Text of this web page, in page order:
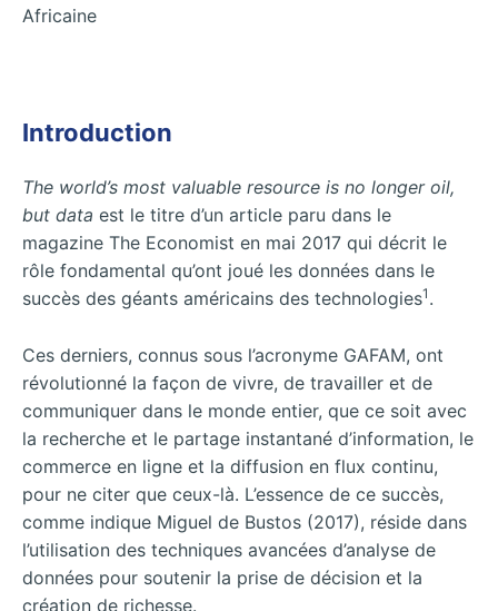
Africaine
Introduction
The world’s most valuable resource is no longer oil,
but data est le titre d’un article paru dans le
magazine The Economist en mai 2017 qui décrit le
rôle fondamental qu’ont joué les données dans le
succès des géants américains des technologies1 .
Ces derniers, connus sous l’acronyme GAFAM, ont
révolutionné la façon de vivre, de travailler et de
communiquer dans le monde entier, que ce soit avec
la recherche et le partage instantané d’information, le
commerce en ligne et la diffusion en flux continu,
pour ne citer que ceux-là. L’essence de ce succès,
comme indique Miguel de Bustos (2017), réside dans
l’utilisation des techniques avancées d’analyse de
données pour soutenir la prise de décision et la
création de richesse.